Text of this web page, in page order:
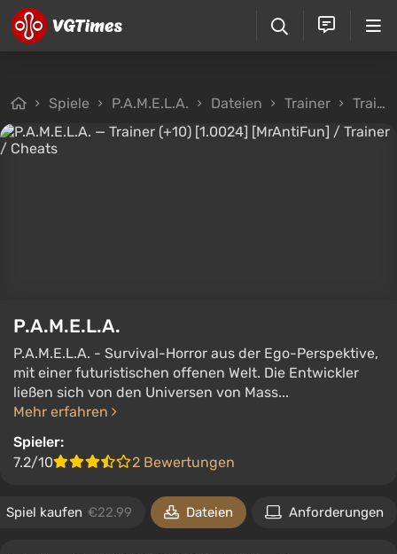
Spiele P.A.M.E.L.A. Dateien Trainer Trainer (+10) [1.0024] [MrAntiFun]
P.A.M.E.L.A.
P.A.M.E.L.A. - Survival-Horror aus der Ego-Perspektive,
mit einer futuristischen offenen Welt. Die Entwickler
ließen sich von den Universen von Mass...
Mehr erfahren
Spieler:
7.2/10
2 Bewertungen
Spiel kaufen €22.99 Dateien Anforderungen